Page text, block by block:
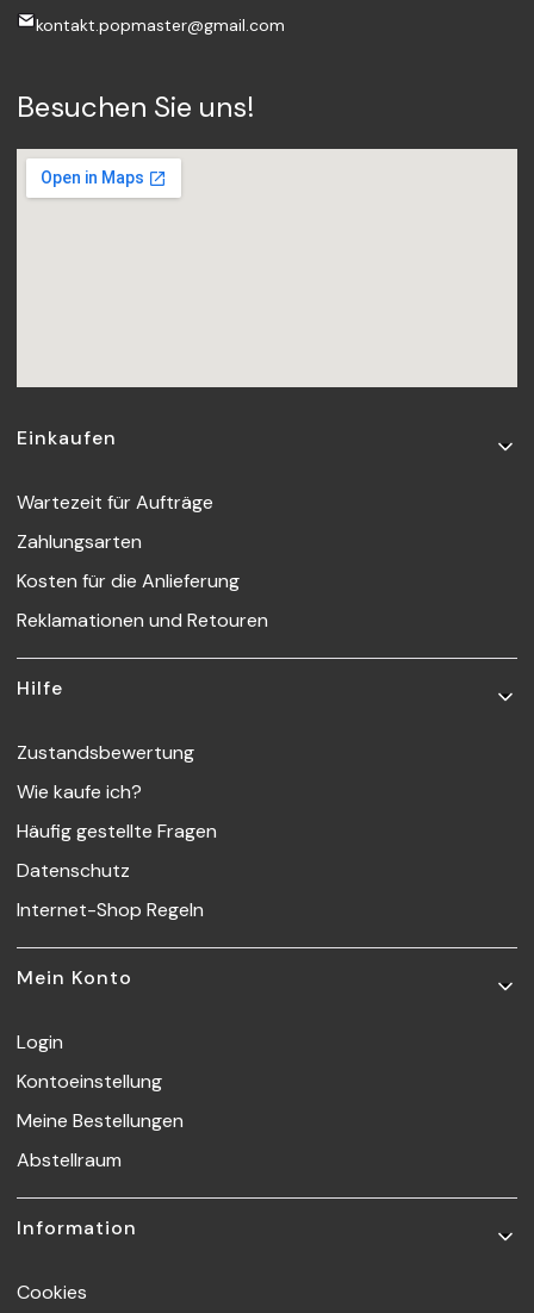
kontakt.popmaster@gmail.com
Besuchen Sie uns!
Fußzeilenmenü
Einkaufen
Wartezeit für Aufträge
Zahlungsarten
Kosten für die Anlieferung
Reklamationen und Retouren
Hilfe
Zustandsbewertung
Wie kaufe ich?
Häufig gestellte Fragen
Datenschutz
Internet-Shop Regeln
Mein Konto
Login
Kontoeinstellung
Meine Bestellungen
Abstellraum
Information
Cookies